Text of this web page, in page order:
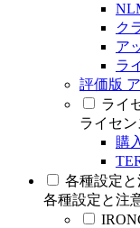
ク
ア
ラ
評価版
ライ
ライセ
購
各種設定と
各種設定と注